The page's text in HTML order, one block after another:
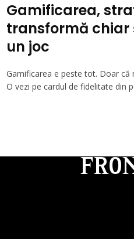
Gamificarea,
transformă chiar
un joc
Gamificarea e peste tot. Doar
O vezi pe cardul de fidelitate din